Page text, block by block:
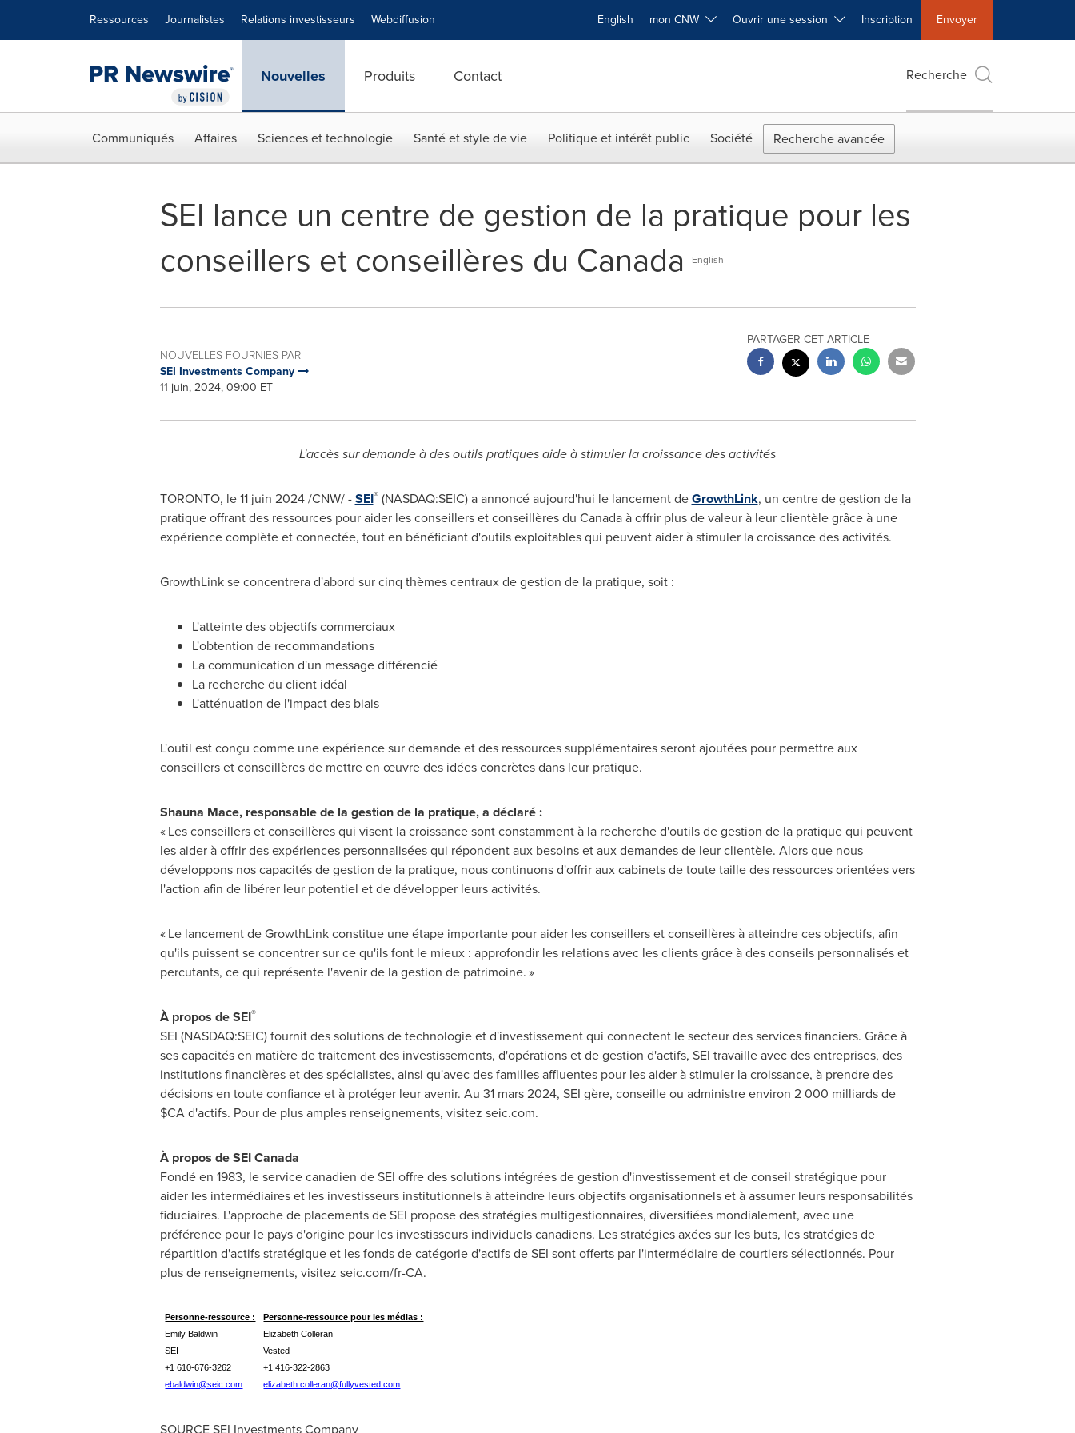
Ressources Journalistes Relations investisseurs Webdiffusion English mon CNW Ouvrir une session Inscription Envoyer
Nouvelles Produits Contact Recherche
Communiqués Affaires Sciences et technologie Santé et style de vie Politique et intérêt public Société Recherche avancée
SEI lance un centre de gestion de la pratique pour les
conseillers et conseillères du Canada
English
NOUVELLES FOURNIES PAR
SEI Investments Company
11 juin, 2024, 09:00 ET
PARTAGER CET ARTICLE
L'accès sur demande à des outils pratiques aide à stimuler la croissance des activités
TORONTO, le 11 juin 2024/CNW/ -SEI®(NASDAQ:SEIC) a annoncé aujourd'hui le lancement deGrowthLink, un centre de gestion de la
pratique offrant des ressources pour aider les conseillers et conseillères du Canadaà offrir plus de valeur à leur clientèle grâce à une
expérience complète et connectée, tout en bénéficiant d'outils exploitables qui peuvent aider à stimuler la croissance des activités.
GrowthLink se concentrera d'abord sur cinq thèmes centraux de gestion de la pratique, soit :
L'atteinte des objectifs commerciaux
L'obtention de recommandations
La communication d'un message différencié
La recherche du client idéal
L'atténuation de l'impact des biais
L'outil est conçu comme une expérience sur demande et des ressources supplémentaires seront ajoutées pour permettre aux
conseillers et conseillères de mettre en œuvre des idées concrètes dans leur pratique.
Shauna Mace, responsable de la gestion de la pratique, a déclaré :
« Les conseillers et conseillères qui visent la croissance sont constamment à la recherche d'outils de gestion de la pratique qui peuvent
les aider à offrir des expériences personnalisées qui répondent aux besoins et aux demandes de leur clientèle. Alors que nous
développons nos capacités de gestion de la pratique, nous continuons d'offrir aux cabinets de toute taille des ressources orientées vers
l'action afin de libérer leur potentiel et de développer leurs activités.
« Le lancement de GrowthLink constitue une étape importante pour aider les conseillers et conseillères à atteindre ces objectifs, afin
qu'ils puissent se concentrer sur ce qu'ils font le mieux : approfondir les relations avec les clients grâce à des conseils personnalisés et
percutants, ce qui représente l'avenir de la gestion de patrimoine. »
À propos de SEI®
SEI (NASDAQ:SEIC) fournit des solutions de technologie et d'investissement qui connectent le secteur des services financiers. Grâce à
ses capacités en matière de traitement des investissements, d'opérations et de gestion d'actifs, SEI travaille avec des entreprises, des
institutions financières et des spécialistes, ainsi qu'avec des familles affluentes pour les aider à stimuler la croissance, à prendre des
décisions en toute confiance et à protéger leur avenir. Au 31 mars 2024, SEI gère, conseille ou administre environ 2 000 milliards de
$CA d'actifs. Pour de plus amples renseignements, visitez seic.com.
À propos de SEI Canada
Fondé en 1983, le service canadien de SEI offre des solutions intégrées de gestion d'investissement et de conseil stratégique pour
aider les intermédiaires et les investisseurs institutionnels à atteindre leurs objectifs organisationnels et à assumer leurs responsabilités
fiduciaires. L'approche de placements de SEI propose des stratégies multigestionnaires, diversifiées mondialement, avec une
préférence pour le pays d'origine pour les investisseurs individuels canadiens. Les stratégies axées sur les buts, les stratégies de
répartition d'actifs stratégique et les fonds de catégorie d'actifs de SEI sont offerts par l'intermédiaire de courtiers sélectionnés. Pour
plus de renseignements, visitez seic.com/fr-CA.
Personne-ressource :
Personne-ressource pour les médias :
Emily Baldwin
Elizabeth Colleran
SEI
Vested
+1 610-676-3262
+1 416-322-2863
ebaldwin@seic.com
elizabeth.colleran@fullyvested.com